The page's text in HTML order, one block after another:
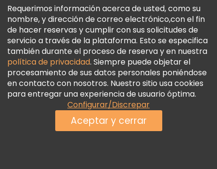
Política De Cookies
Freetour Premios
Programa De Fidelidad
Requerimos información acerca de usted, como su
nombre, y dirección de correo electrónico,con el fin
de hacer reservas y cumplir con sus solicitudes de
servicio a través de la plataforma. Esto se especifica
también durante el proceso de reserva y en nuestra
política de privacidad. Siempre puede objetar el
procesamiento de sus datos personales poniéndose
en contacto con nosotros. Nuestro sitio usa cookies
para entregar una experiencia de usuario óptima.
Configurar/Discrepar
Aceptar y cerrar